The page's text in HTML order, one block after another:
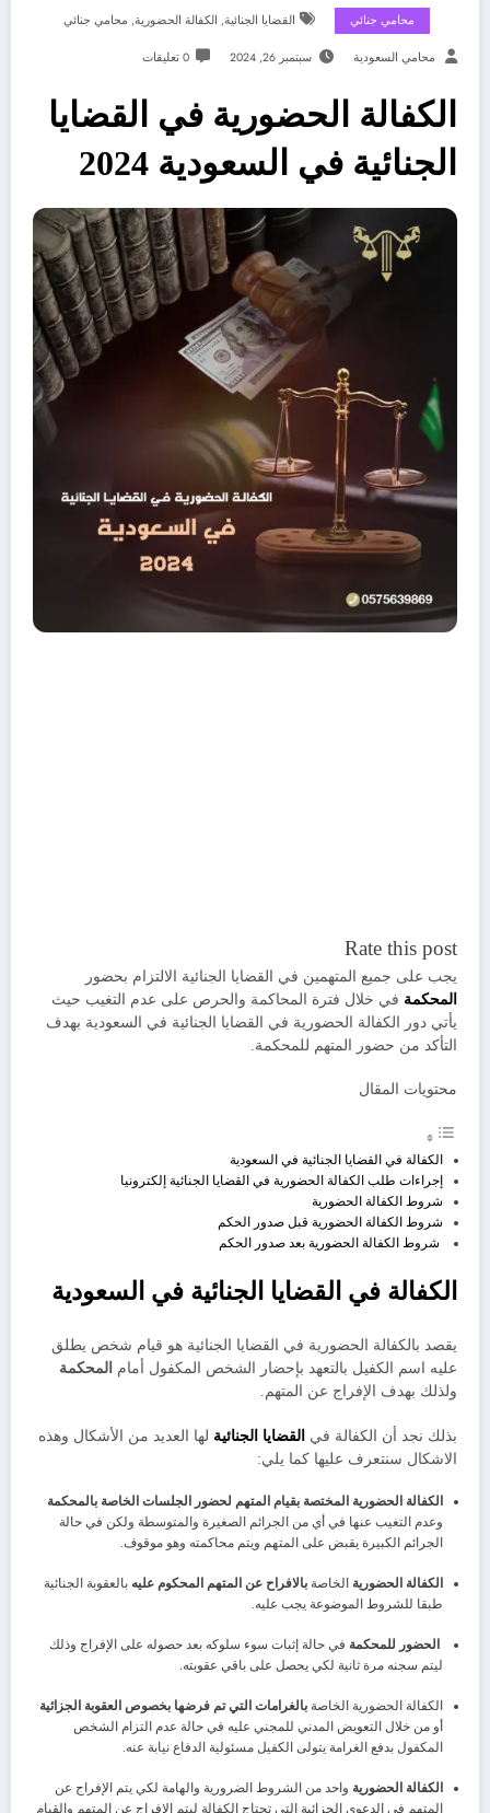
محامي جنائي القضايا الجنائية, الكفالة الحضورية, محامي جنائي
محامي السعودية سبتمبر 26, 2024 0 تعليقات
الكفالة الحضورية في القضايا
الجنائية في السعودية 2024
Rate this post
يجب على جميع المتهمين في القضايا الجنائية الالتزام بحضور
المحكمة في خلال فترة المحاكمة والحرص على عدم التغيب حيث
يأتي دور الكفالة الحضورية في القضايا الجنائية في السعودية بهدف
التأكد من حضور المتهم للمحكمة.
محتويات المقال
الكفالة في القضايا الجنائية في السعودية
إجراءات طلب الكفالة الحضورية في القضايا الجنائية إلكترونيا
شروط الكفالة الحضورية
شروط الكفالة الحضورية قبل صدور الحكم
شروط الكفالة الحضورية بعد صدور الحكم
الكفالة في القضايا الجنائية في السعودية
يقصد بالكفالة الحضورية في القضايا الجنائية هو قيام شخص يطلق
عليه اسم الكفيل بالتعهد بإحضار الشخص المكفول أمام المحكمة
ولذلك بهدف الإفراج عن المتهم.
بذلك نجد أن الكفالة في القضايا الجنائية لها العديد من الأشكال وهذه
الاشكال سنتعرف عليها كما يلي:
الكفالة الحضورية المختصة بقيام المتهم لحضور الجلسات الخاصة بالمحكمة
وعدم التغيب عنها في أي من الجرائم الصغيرة والمتوسطة ولكن في حالة
الجرائم الكبيرة يقبض على المتهم ويتم محاكمته وهو موقوف.
الكفالة الحضورية الخاصةبالافراح عن المتهم المحكوم عليه بالعقوبة الجنائية
طبقا للشروط الموضوعة يجب عليه.
الحضور للمحكمة في حالة إثبات سوء سلوكه بعد حصوله على الإفراج وذلك
ليتم سجنه مرة ثانية لكي يحصل على باقي عقوبته.
الكفالة الحضورية الخاصةبالغرامات التي تم فرضها بخصوص العقوبة الجزائية
أو من خلال التعويض المدني للمجني عليه في حالة عدم التزام الشخص
المكفول بدفع الغرامة يتولى الكفيل مسئولية الدفاع نيابة عنه.
الكفالة الحضورية واحد من الشروط الضرورية والهامة لكي يتم الإفراج عن
المتهم في الدعوى الجزائية التي تحتاج الكفالة ليتم الإفراج عن المتهم والقيام